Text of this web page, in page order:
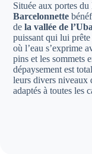
Située aux portes
Barcelonnette
dela vallée de
puissant qui lui
où l’eau s’exprime
pins et les sommets
dépaysement est
leurs divers niveaux
adaptés à toutes les